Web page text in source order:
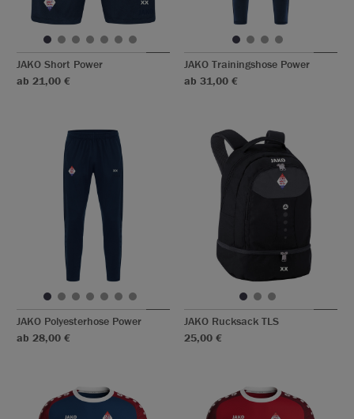
JAKO Short Power
ab 21,00 €
JAKO Trainingshose Power
ab 31,00 €
JAKO Polyesterhose Power
ab 28,00 €
JAKO Rucksack TLS
25,00 €